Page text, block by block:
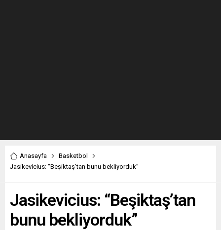
Anasayfa
Basketbol
Jasikevicius: “Beşiktaş’tan bunu bekliyorduk”
Jasikevicius: “Beşiktaş’tan
bunu bekliyorduk”